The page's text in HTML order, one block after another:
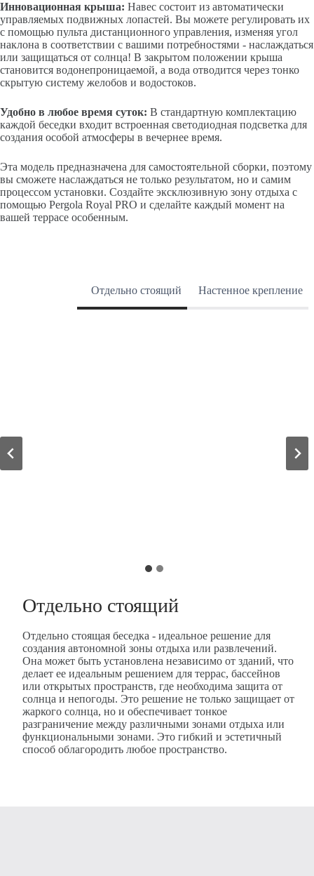
Инновационная крыша: Навес состоит из автоматически
управляемых подвижных лопастей. Вы можете регулировать их
с помощью пульта дистанционного управления, изменяя угол
наклона в соответствии с вашими потребностями - наслаждаться
или защищаться от солнца! В закрытом положении крыша
становится водонепроницаемой, а вода отводится через тонко
скрытую систему желобов и водостоков.
Удобно в любое время суток: В стандартную комплектацию
каждой беседки входит встроенная светодиодная подсветка для
создания особой атмосферы в вечернее время.
Эта модель предназначена для самостоятельной сборки, поэтому
вы сможете наслаждаться не только результатом, но и самим
процессом установки. Создайте эксклюзивную зону отдыха с
помощью Pergola Royal PRO и сделайте каждый момент на
вашей террасе особенным.
Отдельно стоящий Настенное крепление
Отдельно стоящий
Отдельно стоящая беседка - идеальное решение для
создания автономной зоны отдыха или развлечений.
Она может быть установлена независимо от зданий, что
делает ее идеальным решением для террас, бассейнов
или открытых пространств, где необходима защита от
солнца и непогоды. Это решение не только защищает от
жаркого солнца, но и обеспечивает тонкое
разграничение между различными зонами отдыха или
функциональными зонами. Это гибкий и эстетичный
способ облагородить любое пространство.